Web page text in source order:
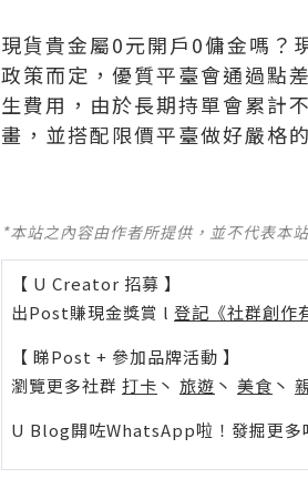
現貨貴金屬0元開戶0傭金嗎？
政策而定，優質平臺會通過點
生費用，由於長期持單會累計
畫，並搭配限價平臺做好嚴格
*本站之內容由作者所提供，並不代表本
【 U Creator 招募 】
出Post賺現金獎賞 l 登記《社群創作
【 睇Post + 參加品牌活動 】
瀏覽更多社群 打卡 丶 旅遊 丶 美食 丶
U Blog開咗WhatsApp啦！發掘更多